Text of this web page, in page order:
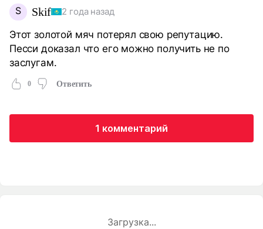
S Skif 2 года назад
Этот золотой мяч потерял свою репутацию.
Песси доказал что его можно получить не по
заслугам.
0 Ответить
1 комментарий
Загрузка...